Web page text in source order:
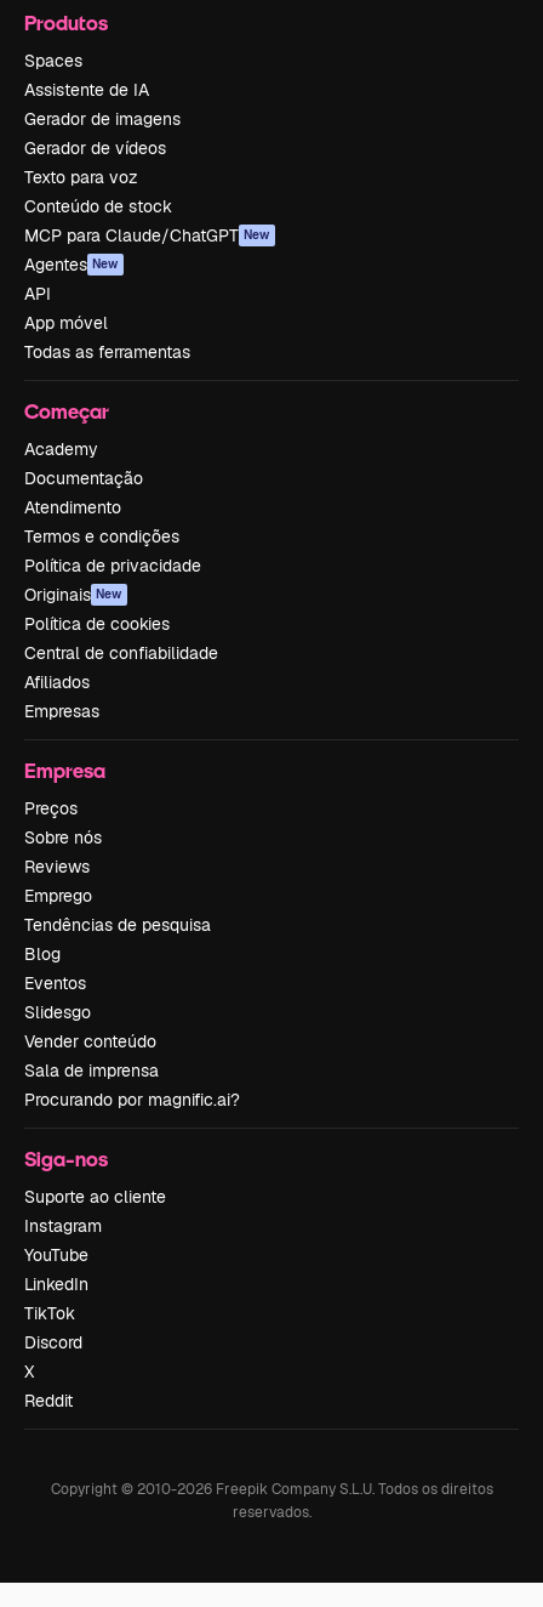
Produtos
Spaces
Assistente de IA
Gerador de imagens
Gerador de vídeos
Texto para voz
Conteúdo de stock
MCP para Claude/ChatGPT New
Agentes New
API
App móvel
Todas as ferramentas
Começar
Academy
Documentação
Atendimento
Termos e condições
Política de privacidade
Originais New
Política de cookies
Central de confiabilidade
Afiliados
Empresas
Empresa
Preços
Sobre nós
Reviews
Emprego
Tendências de pesquisa
Blog
Eventos
Slidesgo
Vender conteúdo
Sala de imprensa
Procurando por magnific.ai?
Siga-nos
Suporte ao cliente
Instagram
YouTube
LinkedIn
TikTok
Discord
X
Reddit
Copyright © 2010-2026Freepik Company S.L.U. Todos os direitos
reservados.